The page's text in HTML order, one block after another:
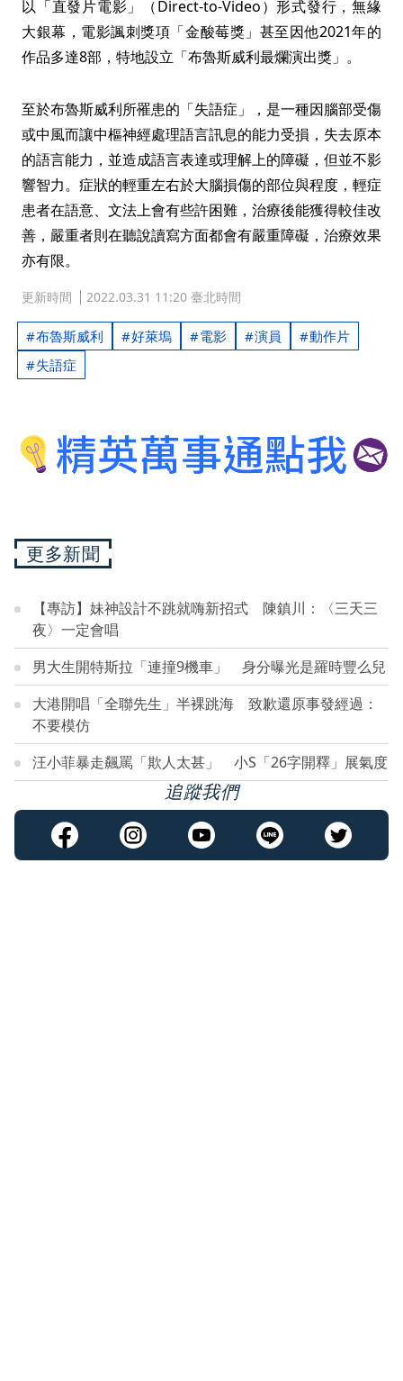
以「直發片電影」（Direct-to-Video）形式發行，無緣
大銀幕，電影諷刺獎項「金酸莓獎」甚至因他2021年的
作品多達8部，特地設立「布魯斯威利最爛演出獎」。
至於布魯斯威利所罹患的「失語症」，是一種因腦部受傷
或中風而讓中樞神經處理語言訊息的能力受損，失去原本
的語言能力，並造成語言表達或理解上的障礙，但並不影
響智力。症狀的輕重左右於大腦損傷的部位與程度，輕症
患者在語意、文法上會有些許困難，治療後能獲得較佳改
善，嚴重者則在聽說讀寫方面都會有嚴重障礙，治療效果
亦有限。
更新時間 2022.03.31 11:20 臺北時間
布魯斯威利 好萊塢 電影 演員
動作片
失語症
更多新聞
【專訪】妹神設計不跳就嗨新招式 陳鎮川：〈三天三
夜〉一定會唱
男大生開特斯拉「連撞9機車」 身分曝光是羅時豐么兒
大港開唱「全聯先生」半裸跳海 致歉還原事發經過：
不要模仿
汪小菲暴走飆罵「欺人太甚」 小S「26字開釋」展氣度
追蹤我們